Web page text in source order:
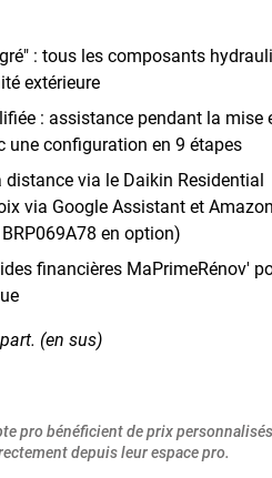
: tous les composants
extérieure
: assistance pendant la mise
une configuration en 9 étapes
via le Daikin Residential
via Google Assistant et
en option)
financières MaPrimeRénov'
(en sus)
pro bénéficient de prix
depuis leur espace pro.